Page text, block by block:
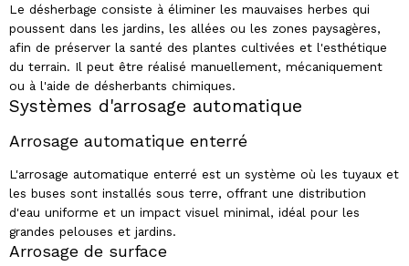
Le désherbage consiste à éliminer les mauvaises herbes qui
poussent dans les jardins, les allées ou les zones paysagères,
afin de préserver la santé des plantes cultivées et l'esthétique
du terrain. Il peut être réalisé manuellement, mécaniquement
ou à l'aide de désherbants chimiques.
Systèmes d'arrosage automatique
Arrosage automatique enterré
L'arrosage automatique enterré est un système où les tuyaux et
les buses sont installés sous terre, offrant une distribution
d'eau uniforme et un impact visuel minimal, idéal pour les
grandes pelouses et jardins.
Arrosage de surface